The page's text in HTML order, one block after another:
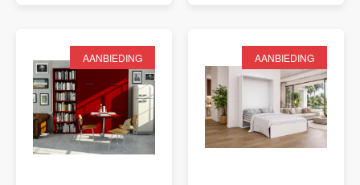
AANBIEDING AANBIEDING